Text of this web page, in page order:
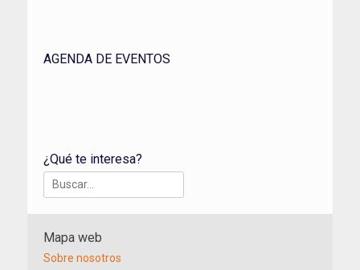
AGENDA DE EVENTOS
¿Qué te interesa?
Buscar:
Mapa web
Sobre nosotros